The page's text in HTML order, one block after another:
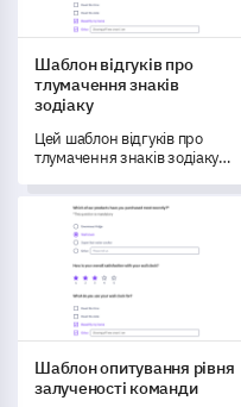
Шаблон відгуків про
тлумачення знаків
зодіаку
Цей шаблон відгуків про
тлумачення знаків зодіаку
клієнти сприймають і
відносяться до своїх
тлумачень знаків зодіаку.
Шаблон опитування
Шаблон опитування рівня
залученості команди